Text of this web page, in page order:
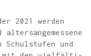
2021 wer­den
Schul­stu­fen und